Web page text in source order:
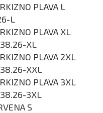
PLAVA L
L
PLAVA XL
XL
PLAVA 2XL
XXL
PLAVA 3XL
3XL
S